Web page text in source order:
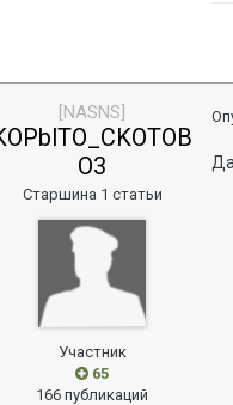
[NASNS]
O3
Старшина 1 статьи
Участник
65
166 публикаций